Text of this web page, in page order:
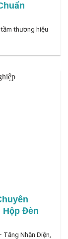
thương hiệu
Hộp Đèn
Nhận Diện,